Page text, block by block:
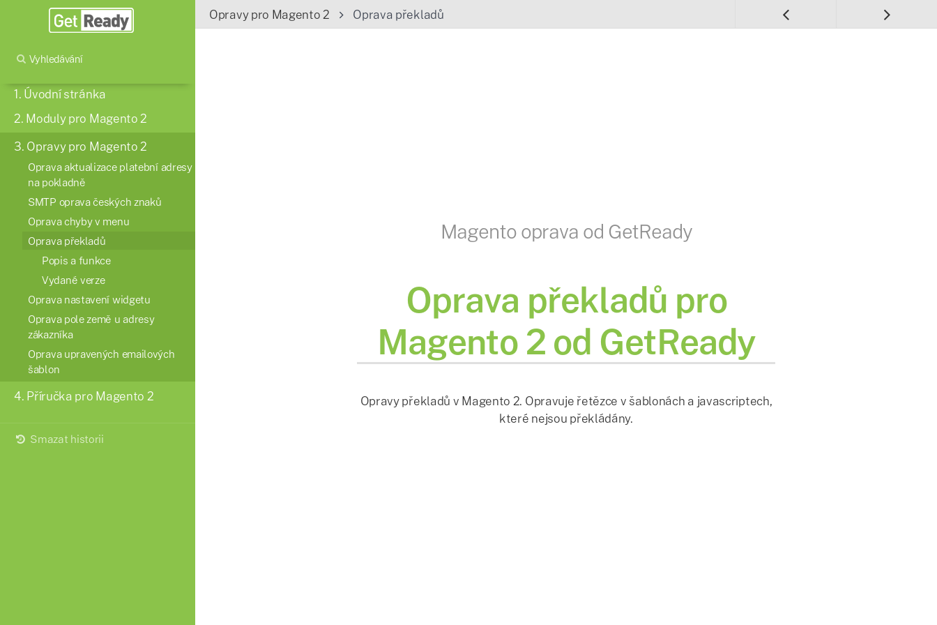
Vyhledávání
1. Úvodní stránka
2. Moduly pro Magento 2
3. Opravy pro Magento 2
Oprava aktualizace platební adresy
na pokladně
SMTP oprava českých znaků
Oprava chyby v menu
Oprava překladů
Popis a funkce
Vydané verze
Oprava nastavení widgetu
Oprava pole země u adresy
zákazníka
Oprava upravených emailových
šablon
4. Příručka pro Magento 2
Smazat historii
Opravy pro Magento 2 Oprava překladů
Magento oprava od GetReady
Oprava překladů pro
Magento 2 od GetReady
Opravy překladů v Magento 2. Opravuje řetězce v šablonách a javascriptech,
které nejsou překládány.